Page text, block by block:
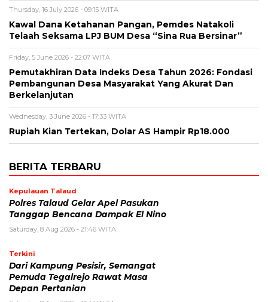
Thursday, 16 July 2026 - 09:15 WITA
Kawal Dana Ketahanan Pangan, Pemdes Natakoli
Telaah Seksama LPJ BUM Desa “Sina Rua Bersinar”
Friday, 5 June 2026 - 22:07 WITA
Pemutakhiran Data Indeks Desa Tahun 2026: Fondasi
Pembangunan Desa Masyarakat Yang Akurat Dan
Berkelanjutan
Wednesday, 3 June 2026 - 17:33 WITA
Rupiah Kian Tertekan, Dolar AS Hampir Rp18.000
BERITA TERBARU
Kepulauan Talaud
Polres Talaud Gelar Apel Pasukan
Tanggap Bencana Dampak El Nino
Saturday, 8 Aug 2026 - 21:46 WITA
Terkini
Dari Kampung Pesisir, Semangat
Pemuda Tegalrejo Rawat Masa
Depan Pertanian